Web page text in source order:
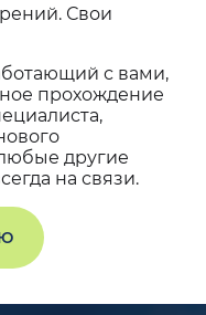
Свои
с вами,
прохождение
другие
на связи.